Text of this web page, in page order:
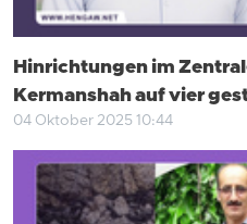
Hinrichtungen im
Kermanshah auf vier
04 Oktober 2025 10:44